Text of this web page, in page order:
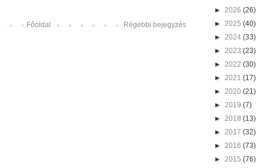
Régebbi bejegyzés
Főoldal
► 2026 (26)
► 2025 (40)
► 2024 (33)
► 2023 (23)
► 2022 (30)
► 2021 (17)
► 2020 (21)
► 2019 (7)
► 2018 (13)
► 2017 (32)
► 2016 (73)
► 2015 (76)